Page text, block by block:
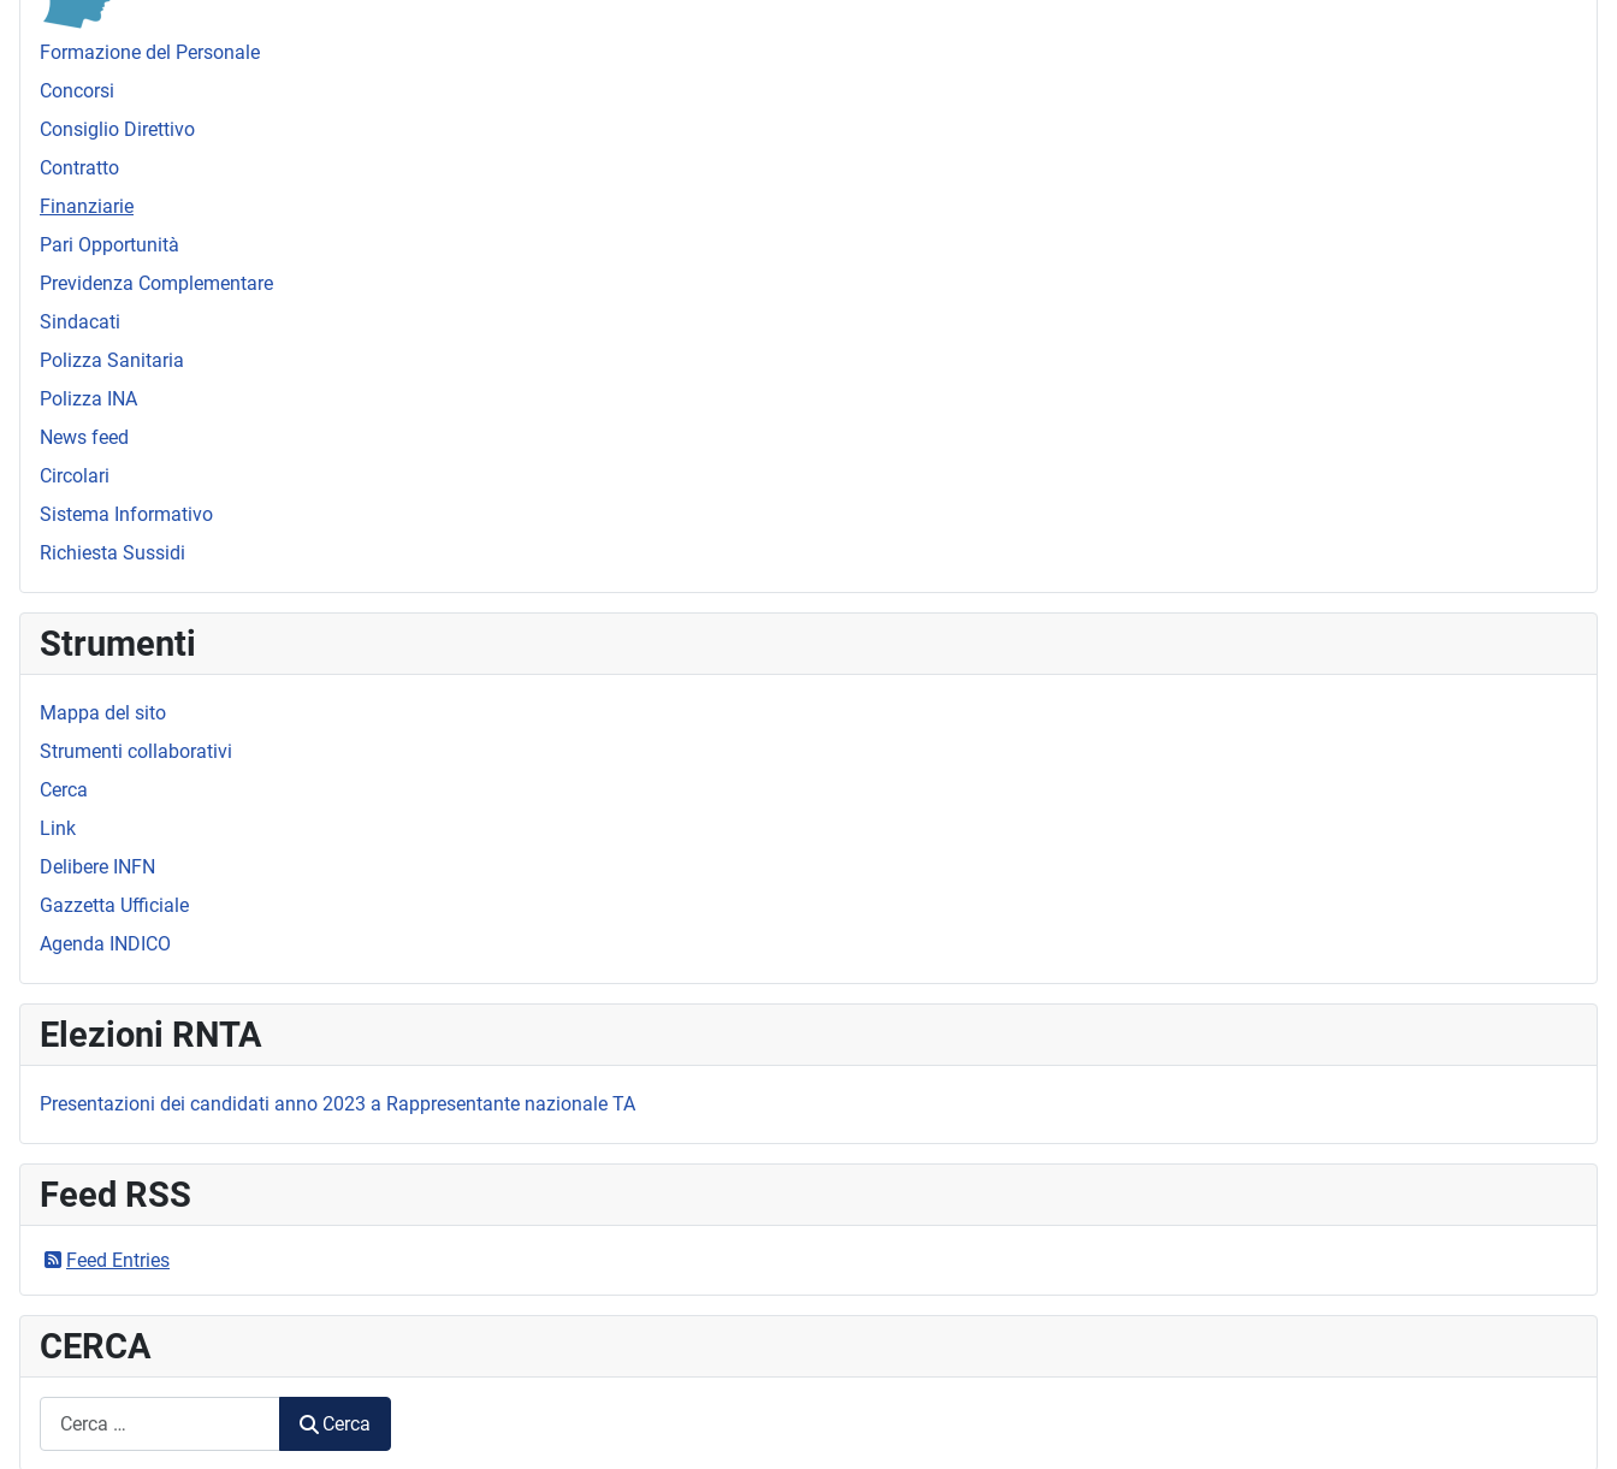
Formazione del Personale
Concorsi
Consiglio Direttivo
Contratto
Finanziarie
Pari Opportunità
Previdenza Complementare
Sindacati
Polizza Sanitaria
Polizza INA
News feed
Circolari
Sistema Informativo
Richiesta Sussidi
Strumenti
Mappa del sito
Strumenti collaborativi
Cerca
Link
Delibere INFN
Gazzetta Ufficiale
Agenda INDICO
Elezioni RNTA
Presentazioni dei candidati anno 2023 a Rappresentante nazionale TA
Feed RSS
Feed Entries
CERCA
Cerca